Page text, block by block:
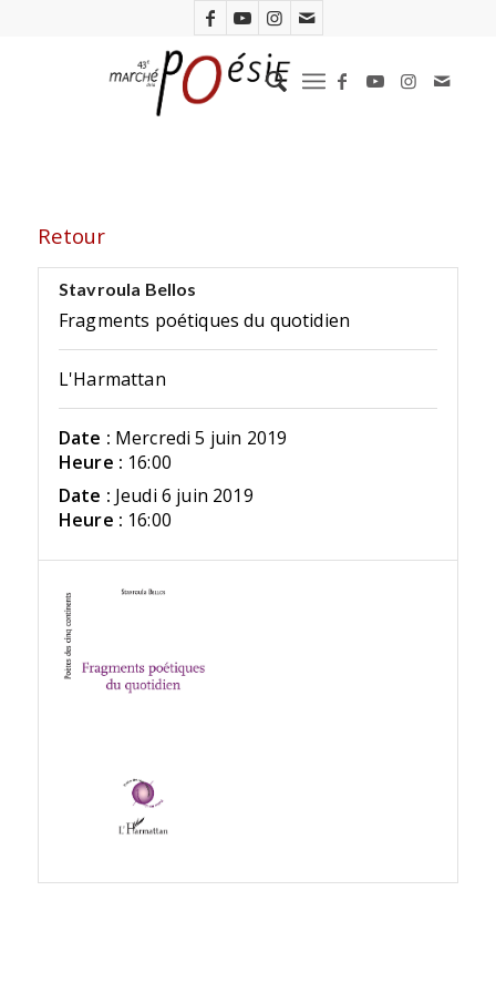
Retour
Stavroula Bellos
Fragments poétiques du quotidien
L'Harmattan
Date : Mercredi 5 juin 2019
Heure : 16:00
Date : Jeudi 6 juin 2019
Heure : 16:00